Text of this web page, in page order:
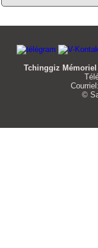
Tchinggiz Mémoriel
Courriel:
©